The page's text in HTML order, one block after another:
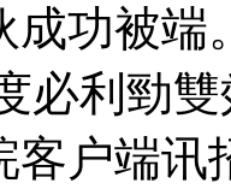
成功被端
必利勁
客户端